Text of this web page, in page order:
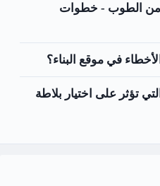
من الطوب - خطوات
في موقع البناء؟
تؤثر على اختيار بلاطة